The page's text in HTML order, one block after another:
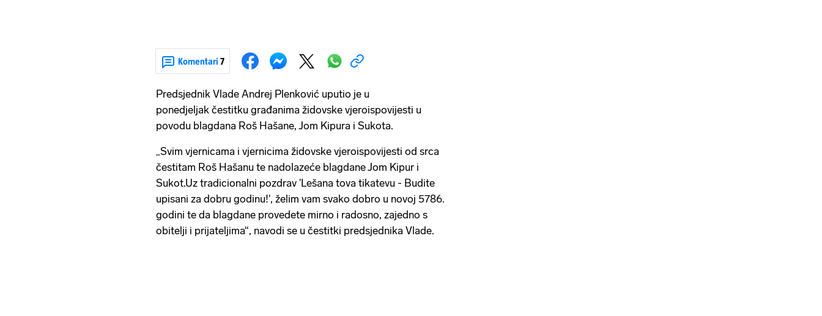
Komentari 7
Predsjednik Vlade Andrej Plenković uputio je u
ponedjeljak čestitku građanima židovske vjeroispovijesti u
povodu blagdana Roš Hašane, Jom Kipura i Sukota.
„Svim vjernicama i vjernicima židovske vjeroispovijesti od srca
čestitam Roš Hašanu te nadolazeće blagdane Jom Kipur i
Sukot.Uz tradicionalni pozdrav 'Lešana tova tikatevu - Budite
upisani za dobru godinu!', želim vam svako dobro u novoj 5786.
godini te da blagdane provedete mirno i radosno, zajedno s
obitelji i prijateljima“, navodi se u čestitki predsjednika Vlade.